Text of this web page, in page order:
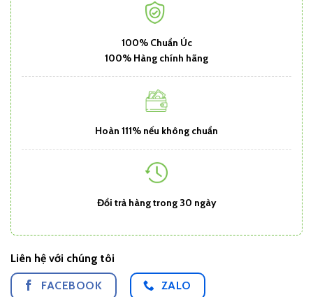
100% Chuẩn Úc
100% Hàng chính hãng
Hoàn 111% nếu không chuẩn
Đổi trả hàng trong 30 ngày
Liên hệ với chúng tôi
FACEBOOK ZALO